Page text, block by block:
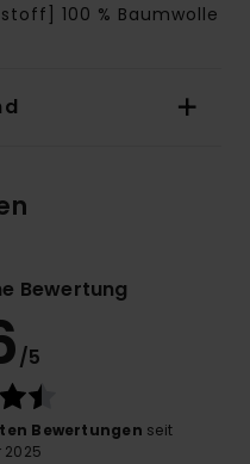
100 % Baumwolle
Bewertung
/5
Bewertungen seit
2025